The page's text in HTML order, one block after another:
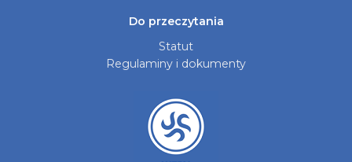
Do przeczytania
Statut
Regulaminy i dokumenty